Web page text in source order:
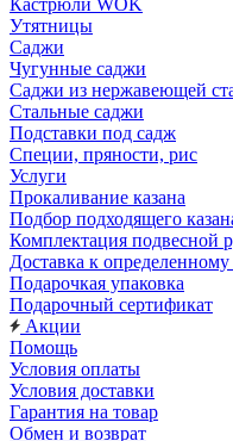
Кастрюли WOK
Утятницы
Саджи
Чугунные саджи
Саджи из нержавеющей
Стальные саджи
Подставки под садж
Специи, пряности, рис
Услуги
Прокаливание казана
Подбор подходящего
Комплектация подвесной
Доставка к
Подарочкая упаковка
Подарочный сертификат
Акции
Помощь
Условия оплаты
Условия доставки
Гарантия на товар
Обмен и возврат